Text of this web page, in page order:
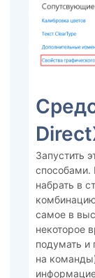
Запустить
способами.
набрать в
самое в
некоторое
подумать и
на